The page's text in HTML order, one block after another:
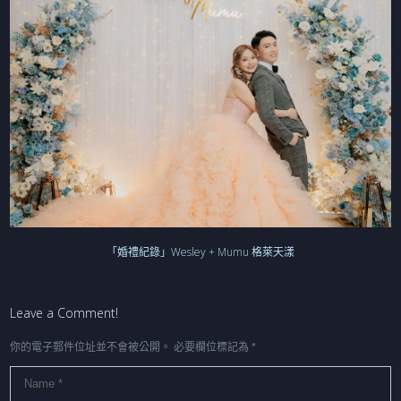
「婚禮紀錄」Wesley + Mumu 格萊天漾
Leave a Comment!
你的電子郵件位址並不會被公開。 必要欄位標記為*